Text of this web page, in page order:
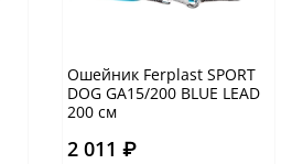
Ошейник Ferplast SPORT
DOG GA15/200 BLUE LEAD
200 см
2 011 ₽